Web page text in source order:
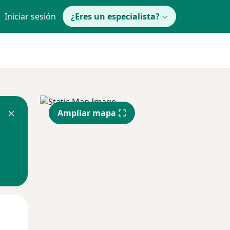
Iniciar sesión ¿Eres un especialista?
Ampliar mapa